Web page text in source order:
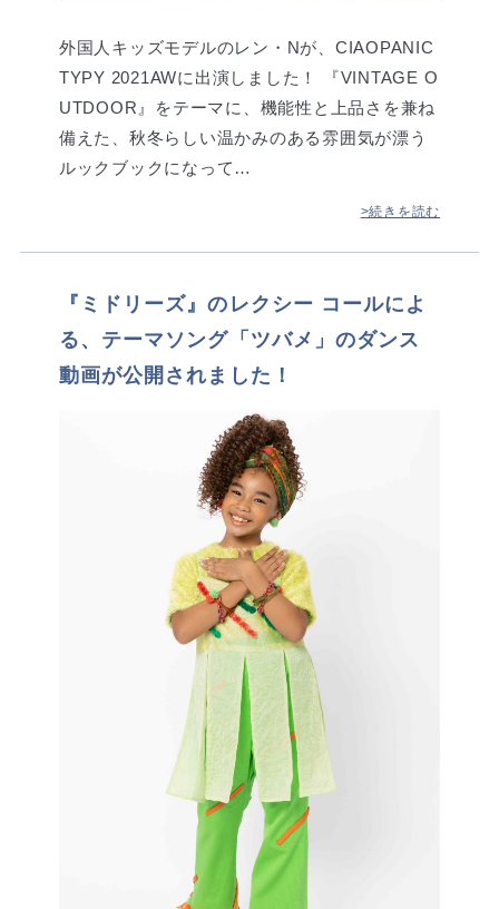
外国人キッズモデルのレン・Nが、CIAOPANIC
TYPY 2021AWに出演しました！ 『VINTAGE O
UTDOOR』をテーマに、機能性と上品さを兼ね
備えた、秋冬らしい温かみのある雰囲気が漂う
ルックブックになって…
>続きを読む
『ミドリーズ』のレクシー コールによ
る、テーマソング「ツバメ」のダンス
動画が公開されました！